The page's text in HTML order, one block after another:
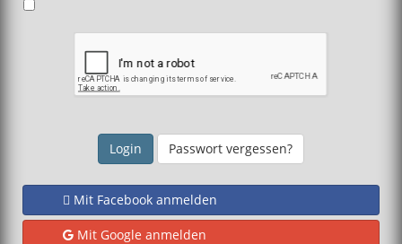
Passwort vergessen?
Mit Facebook anmelden
Mit Google anmelden